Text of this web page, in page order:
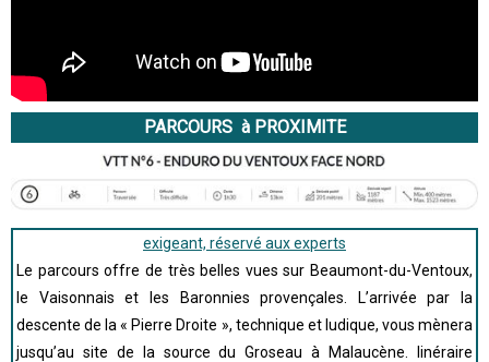
PARCOURS à PROXIMITE
exigeant, réservé aux experts
Le parcours offre de très belles vues sur Beaumont-du-Ventoux,
le Vaisonnais et les Baronnies provençales. L’arrivée par la
descente de la « Pierre Droite », technique et ludique, vous mènera
jusqu’au site de la source du Groseau à Malaucène. Iinéraire